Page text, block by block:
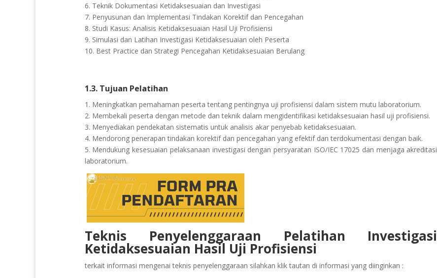
6. Teknik Dokumentasi Ketidaksesuaian dan Investigasi
7. Penyusunan dan Implementasi Tindakan Korektif dan Pencegahan
8. Studi Kasus: Analisis Ketidaksesuaian Hasil Uji Profisiensi
9. Simulasi dan Latihan Investigasi Ketidaksesuaian oleh Peserta
10. Best Practice dan Strategi Pencegahan Ketidaksesuaian Berulang
1.3. Tujuan Pelatihan
1. Meningkatkan pemahaman peserta tentang pentingnya uji profisiensi dalam sistem mutu laboratorium.
2. Membekali peserta dengan metode dan teknik dalam mengidentifikasi ketidaksesuaian hasil uji profisiensi.
3. Menyediakan pendekatan sistematis untuk analisis akar penyebab ketidaksesuaian.
4. Mendorong penerapan tindakan korektif dan pencegahan yang efektif dan terdokumentasi dengan baik.
5. Mendukung kesesuaian pelaksanaan investigasi dengan persyaratan ISO/IEC 17025 dan menjaga akreditasi
laboratorium.
Teknis Penyelenggaraan Pelatihan Investigasi
Ketidaksesuaian Hasil Uji Profisiensi
terkait informasi mengenai teknis penyelenggaraan silahkan klik tautan di informasi yang diinginkan :